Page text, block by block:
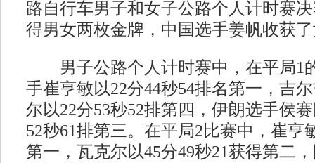
路自行车男子和女子公路个人计时赛
得男女两枚金牌，中国选手姜帆收获
男子公路个人计时赛中，在平局1
手崔亨敏以22分44秒54排名第一，吉
尔以22分53秒52排第四，伊朗选手侯
52秒61排第三。在平局2比赛中，崔亨
第一，瓦克尔以45分49秒21获得第二